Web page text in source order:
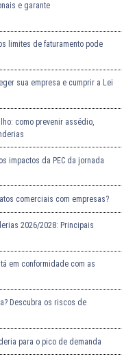
e garante
limites de faturamento pode
sua empresa e cumprir a Lei
como prevenir assédio,
impactos da PEC da jornada
comerciais com empresas?
2026/2028: Principais
em conformidade com as
Descubra os riscos de
para o pico de demanda